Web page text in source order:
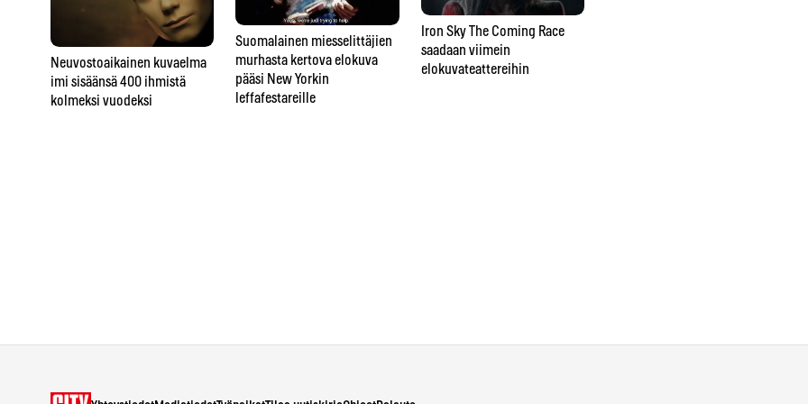
Neuvostoaikainen kuvaelma
imi sisäänsä 400 ihmistä
kolmeksi vuodeksi
Suomalainen miesselittäjien
murhasta kertova elokuva
pääsi New Yorkin
leffafestareille
Iron Sky The Coming Race
saadaan viimein
elokuvateattereihin